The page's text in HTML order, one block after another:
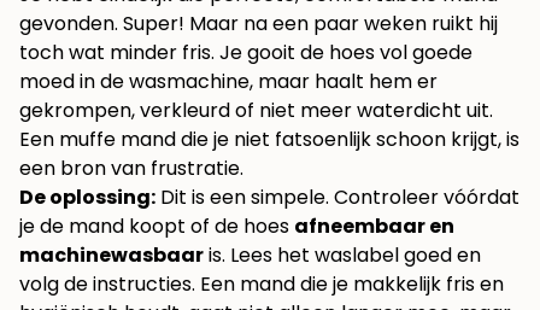
gevonden. Super! Maar na een paar weken ruikt hij
toch wat minder fris. Je gooit de hoes vol goede
moed in de wasmachine, maar haalt hem er
gekrompen, verkleurd of niet meer waterdicht uit.
Een muffe mand die je niet fatsoenlijk schoon krijgt, is
een bron van frustratie.
De oplossing: Dit is een simpele. Controleer vóórdat
je de mand koopt of de hoes afneembaar en
machinewasbaaris. Lees het waslabel goed en
volg de instructies. Een mand die je makkelijk fris en